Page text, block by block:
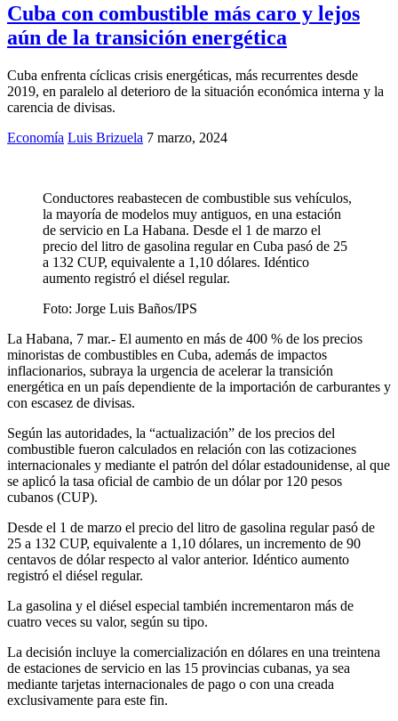
Cuba con combustible más caro y lejos
aún de la transición energética
Cuba enfrenta cíclicas crisis energéticas, más recurrentes desde
2019, en paralelo al deterioro de la situación económica interna y la
carencia de divisas.
Economía Luis Brizuela 7 marzo, 2024
Conductores reabastecen de combustible sus vehículos,
la mayoría de modelos muy antiguos, en una estación
de servicio en La Habana. Desde el 1 de marzo el
precio del litro de gasolina regular en Cuba pasó de 25
a 132 CUP, equivalente a 1,10 dólares. Idéntico
aumento registró el diésel regular.
Foto: Jorge Luis Baños/IPS
La Habana, 7 mar.- El aumento en más de 400 % de los precios
minoristas de combustibles en Cuba, además de impactos
inflacionarios, subraya la urgencia de acelerar la transición
energética en un país dependiente de la importación de carburantes y
con escasez de divisas.
Según las autoridades, la “actualización” de los precios del
combustible fueron calculados en relación con las cotizaciones
internacionales y mediante el patrón del dólar estadounidense, al que
se aplicó la tasa oficial de cambio de un dólar por 120 pesos
cubanos (CUP).
Desde el 1 de marzo el precio del litro de gasolina regular pasó de
25 a 132 CUP, equivalente a 1,10 dólares, un incremento de 90
centavos de dólar respecto al valor anterior. Idéntico aumento
registró el diésel regular.
La gasolina y el diésel especial también incrementaron más de
cuatro veces su valor, según su tipo.
La decisión incluye la comercialización en dólares en una treintena
de estaciones de servicio en las 15 provincias cubanas, ya sea
mediante tarjetas internacionales de pago o con una creada
exclusivamente para este fin.